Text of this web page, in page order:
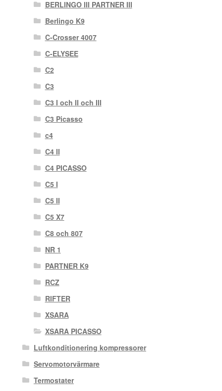
BERLINGO III PARTNER III
Berlingo K9
C-Crosser 4007
C-ELYSEE
C2
C3
C3 I och II och III
C3 Picasso
c4
C4 II
C4 PICASSO
C5 I
C5 II
C5 X7
C8 och 807
NR 1
PARTNER K9
RCZ
RIFTER
XSARA
XSARA PICASSO
Luftkonditionering kompressorer
Servomotorvärmare
Termostater